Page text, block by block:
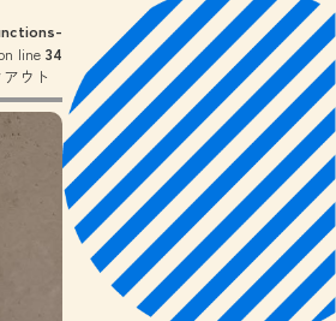
line 34
ウト